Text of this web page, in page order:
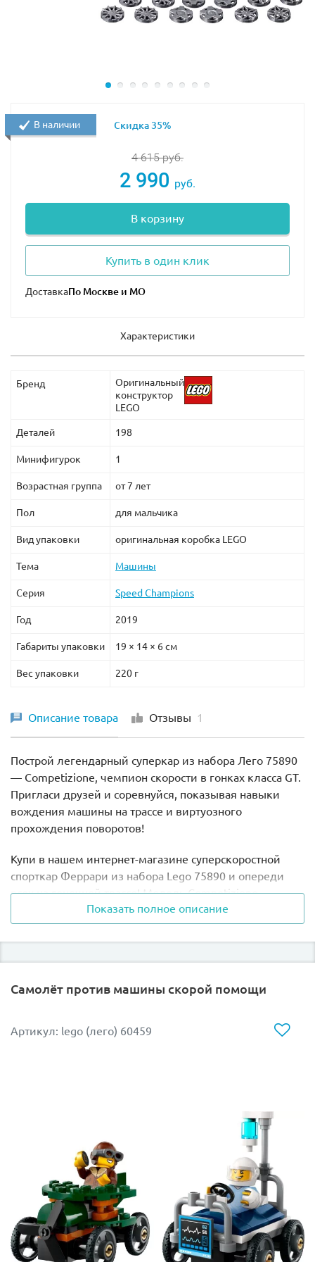
4 615руб.
2 990 руб.
В корзину
Купить в один клик
Доставка
В наличии Скидка 35%
Характеристики
Бренд
Оригинальный
конструктор
LEGO
Деталей 198
Минифигурок 1
Возрастная группа от 7 лет
Пол для мальчика
Вид упаковки оригинальная коробка LEGO
Тема Машины
Серия Speed Champions
Год 2019
Габариты упаковки 19 × 14 × 6 см
Вес упаковки 220 г
Описание товара Отзывы 1
Построй легендарный суперкар из набора Лего 75890
— Competizione, чемпион скорости в гонках класса GT.
Пригласи друзей и соревнуйся, показывая навыки
вождения машины на трассе и виртуозного
прохождения поворотов!
Купи в нашем интернет-магазине суперскоростной
спорткар Феррари из набора Lego 75890 и опереди
всех на гоночной трассе! Модель Competizione
предназначена для гонок и может развивать скорость
до 320 километров в час, а разогнаться со старта до
100 километров она способна за 3,2 секунды! С таким
быстрым автомобилем ты станешь чемпионом в
выпущена при жизни Энцо Феррари, конструктора и
значительная скорость достигается не только за счет
мощного двигателя, но и благодаря форме
автомобиля. Машина неоднократно принимала
участие в автогонках класса GT.
Собери суперкар, сними лобовое стекло в кабине и
посади туда гонщика Феррари в шлеме — и вперед, к
рекордам скорости! Модель красного цвета — самый
узнаваемый болид команды Ferrari на гонках
Формулы-1! Она полностью повторяет прототип,
Показать полное описание
Самолёт против машины скорой помощи
Артикул: lego (лего) 60459